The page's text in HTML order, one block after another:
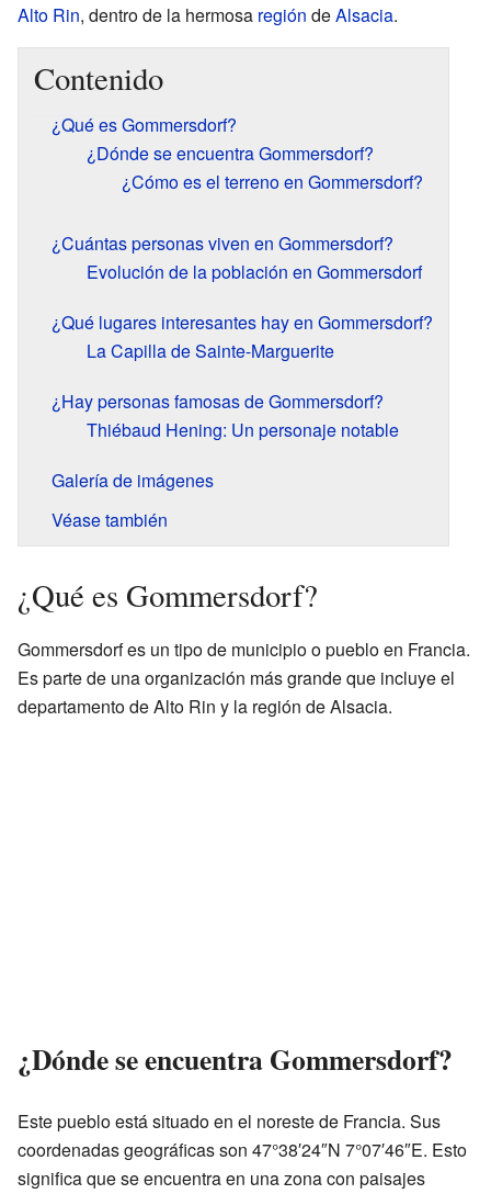
Alto Rin, dentro de la hermosa región deAlsacia.
Contenido
¿Qué es Gommersdorf?
¿Dónde se encuentra Gommersdorf?
¿Cómo es el terreno en Gommersdorf?
¿Cuántas personas viven en Gommersdorf?
Evolución de la población en Gommersdorf
¿Qué lugares interesantes hay en Gommersdorf?
La Capilla de Sainte-Marguerite
¿Hay personas famosas de Gommersdorf?
Thiébaud Hening: Un personaje notable
Galería de imágenes
Véase también
¿Qué es Gommersdorf?
Gommersdorf es un tipo de municipio o pueblo en Francia.
Es parte de una organización más grande que incluye el
departamento de Alto Rin y la región de Alsacia.
¿Dónde se encuentra Gommersdorf?
Este pueblo está situado en el noreste de Francia. Sus
coordenadas geográficas son 47°38′24″N 7°07′46″E. Esto
significa que se encuentra en una zona con paisajes